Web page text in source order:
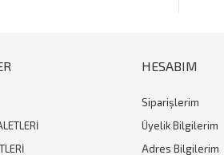
Gönder
HESABIM
Siparişlerim
Üyelik Bilgilerim
Adres Bilgilerim